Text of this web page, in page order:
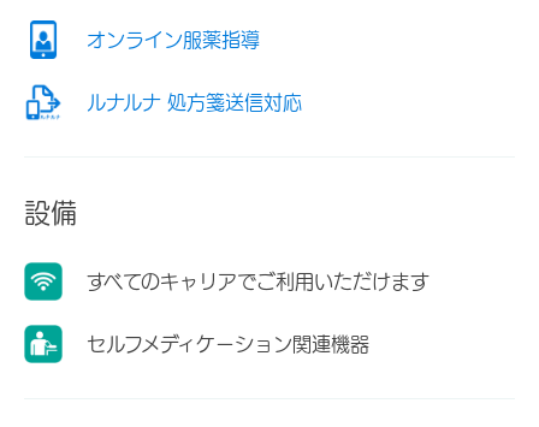
オンライン服薬指導
ルナルナ 処方箋送信対応
設備
すべてのキャリアでご利用いただけます
セルフメディケーション関連機器